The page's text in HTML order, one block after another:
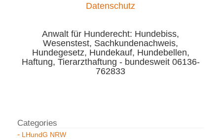
Datenschutz
Anwalt für Hunderecht: Hundebiss,
Wesenstest, Sachkundenachweis,
Hundegesetz, Hundekauf, Hundebellen,
Haftung, Tierarzthaftung - bundesweit 06136-
762833
LHundG NRW